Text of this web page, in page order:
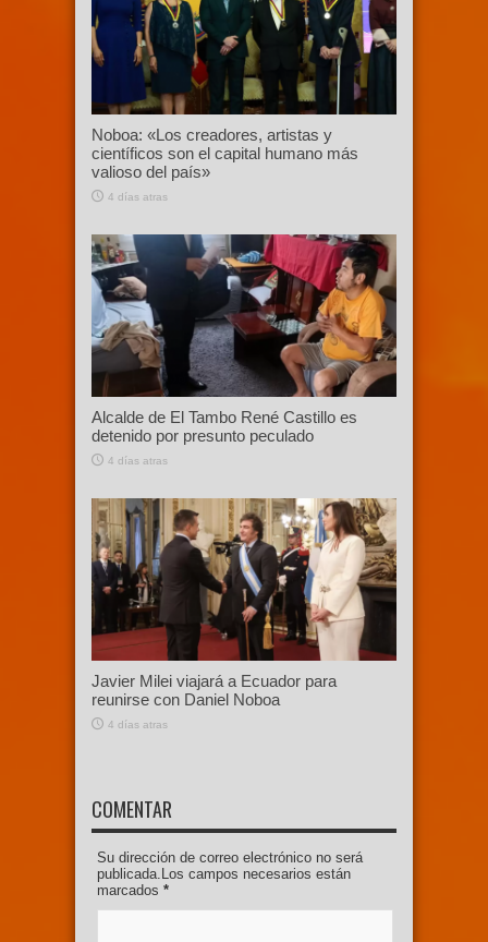
Noboa: «Los creadores, artistas y
científicos son el capital humano más
valioso del país»
4 días atras
Alcalde de El Tambo René Castillo es
detenido por presunto peculado
4 días atras
Javier Milei viajará a Ecuador para
reunirse con Daniel Noboa
4 días atras
COMENTAR
Su dirección de correo electrónico no será
publicada.Los campos necesarios están
marcados *